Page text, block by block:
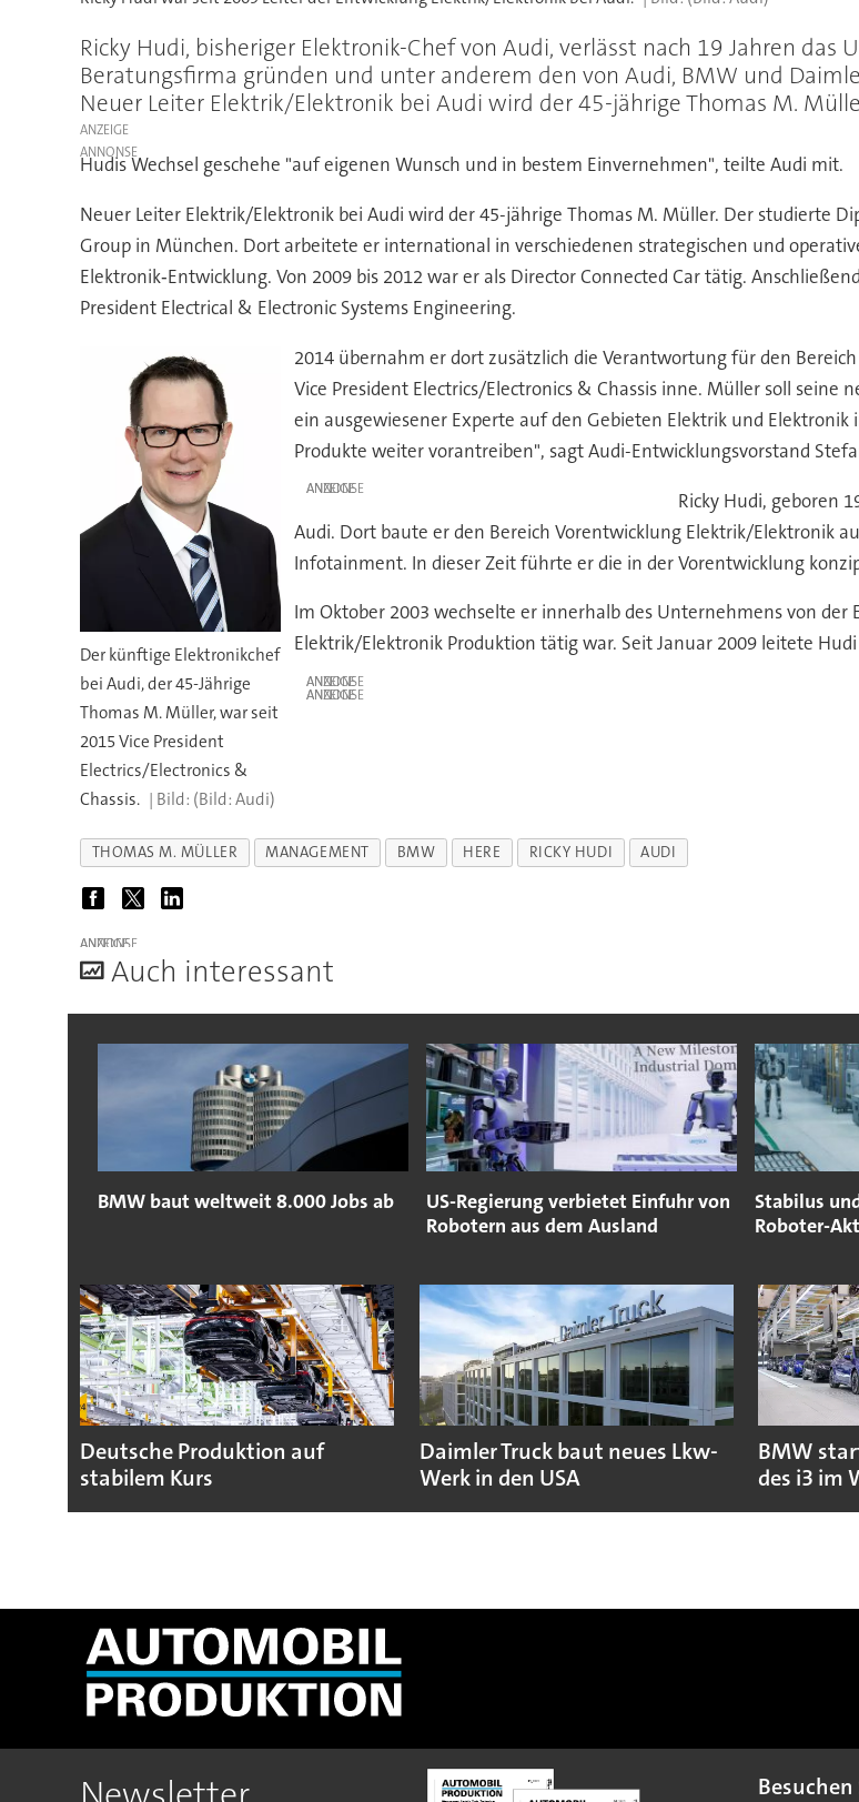
Ricky Hudi, bisheriger Elektronik-Chef von Audi, verlässt nach 19 Jahren
Beratungsfirma gründen und unter anderem den von Audi, BMW und
Neuer Leiter Elektrik/Elektronik bei Audi wird der 45-jährige Thomas M.
ANZEIGE
Hudis Wechsel geschehe "auf eigenen Wunsch und in bestem Einvernehmen", teilte Audi mit.
Neuer Leiter Elektrik/Elektronik bei Audi wird der 45-jährige Thomas M. Müller. Der studierte
Group in München. Dort arbeitete er international in verschiedenen strategischen und
Elektronik‑Entwicklung. Von 2009 bis 2012 war er als Director Connected Car tätig.
President Electrical & Electronic Systems Engineering.
Der künftige Elektronikchef
bei Audi, der 45-Jährige
Thomas M. Müller, war seit
2015 Vice President
Electrics/Electronics &
Chassis.
(Bild: Audi)
2014 übernahm er dort zusätzlich die Verantwortung für den
Vice President Electrics/Electronics & Chassis inne. Müller soll
ein ausgewiesener Experte auf den Gebieten Elektrik und
Produkte weiter vorantreiben", sagt Audi-Entwicklungsvorstand
ANZEIGE
Ricky Hudi, geboren
Audi. Dort baute er den Bereich Vorentwicklung Elektrik/Elektronik
Infotainment. In dieser Zeit führte er die in der Vorentwicklung
Im Oktober 2003 wechselte er innerhalb des Unternehmens von
Elektrik/Elektronik Produktion tätig war. Seit Januar 2009 leitete
ANZEIGE
ANZEIGE
THOMAS M. MÜLLER MANAGEMENT BMW HERE RICKY HUDI AUDI
ANZEIGE
Auch interessant
BMW baut weltweit 8.000 Jobs ab
US-Regierung verbietet Einfuhr von
Robotern aus dem Ausland
Stabilus
Roboter-
Deutsche Produktion auf
stabilem Kurs
Daimler Truck baut neues Lkw-
Werk in den USA
BMW
des i3 im